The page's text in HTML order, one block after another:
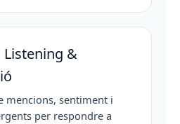
Listening &
mencions, sentiment i
per respondre a